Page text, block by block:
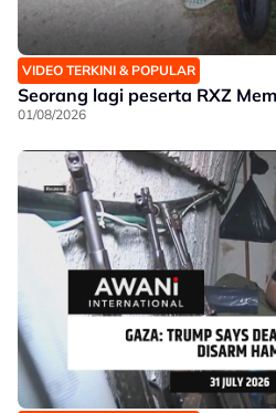
VIDEO TERKINI & POPULAR
Seorang lagi peserta RXZ
01/08/2026